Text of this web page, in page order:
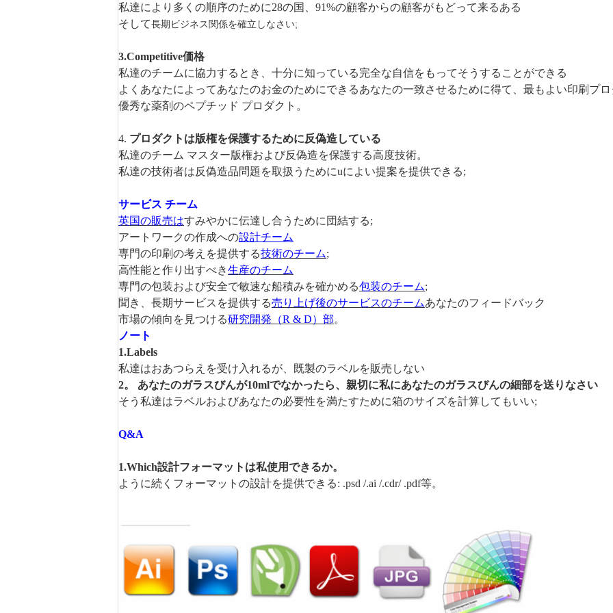
私達により多くの順序のために28の国、91%の顧客からの顧客がもどって来るある
そして長期ビジネス関係を確立しなさい;
3.Competitive価格
私達のチームに協力するとき、十分に知っている完全な自信をもってそうすることができる
よく あなたによってあなたのお金のためにできるあなたの一致させるために得て、最もよい印刷プ
優秀な薬剤のペプチッド プロダクト。
4. プロダクトは版権を保護するために反偽造している
私達のチーム マスター版権および反偽造を保護する高度技術。
私達の技術者は反偽造品問題を取扱うためにuによい提案を提供できる;
サービス チーム
英国の販売はすみやかに伝達し合うために団結する;
アートワークの作成への設計チーム
専門の印刷の考えを提供する技術のチーム;
高性能と作り出すべき生産のチーム
専門の包装および安全で敏速な船積みを確かめる包装のチーム;
聞き、長期サービスを提供する売り上げ後のサービスのチームあなたのフィードバック
市場の傾向を見つける研究開発（R & D）部。
ノート
1.Labels
私達はおあつらえを受け入れるが、既製のラベルを販売しない
2。 あなたのガラスびんが10mlでなかったら、親切に私にあなたのガラスびんの細部を送りなさい
そう私達はラベルおよびあなたの必要性を満たすために箱のサイズを計算してもいい;
Q&A
1.Which設計フォーマットは私使用できるか。
ように続くフォーマットの設計を提供できる: .psd /.ai /.cdr/ .pdf等。